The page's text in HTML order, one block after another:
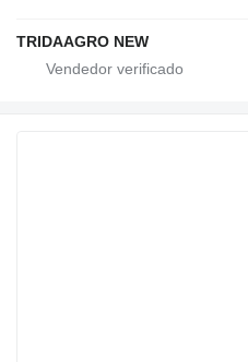
TRIDAAGRO NEW